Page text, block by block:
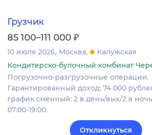
Грузчик
85 100–111 000 ₽
10 июля 2026 Москва
Калужская
Кондитерско-булочный комбинат
Погрузочно-разгрузочные операции.
Гарантированный доход: 74 000
график сменный: 2 в день/вых/2 в
07:00-19:00.
Откликнуться